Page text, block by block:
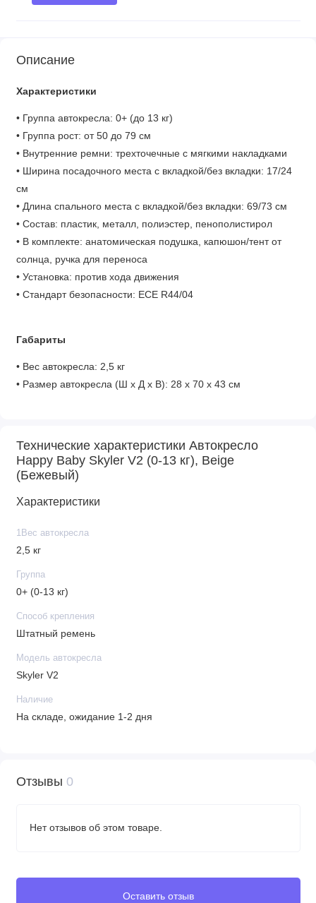
Описание
Характеристики
• Группа автокресла: 0+ (до 13 кг)
• Группа рост: от 50 до 79 см
• Внутренние ремни: трехточечные с мягкими накладками
• Ширина посадочного места с вкладкой/без вкладки: 17/24
см
• Длина спального места с вкладкой/без вкладки: 69/73 см
• Состав: пластик, металл, полиэстер, пенополистирол
• В комплекте: анатомическая подушка, капюшон/тент от
солнца, ручка для переноса
• Установка: против хода движения
• Стандарт безопасности: ECE R44/04
Габариты
• Вес автокресла: 2,5 кг
• Размер автокресла (Ш x Д x В): 28 х 70 х 43 см
Производитель оставляет за собой право без
предварительного уведомления покупателя вносить
изменения в конструкцию, комплектацию или технологию
Технические характеристики Автокресло
Happy Baby Skyler V2 (0-13 кг), Beige
(Бежевый)
Характеристики
1Вес автокресла
2,5 кг
Группа
0+ (0-13 кг)
Способ крепления
Штатный ремень
Модель автокресла
Skyler V2
Наличие
На складе, ожидание 1-2 дня
Отзывы 0
Нет отзывов об этом товаре.
Оставить отзыв